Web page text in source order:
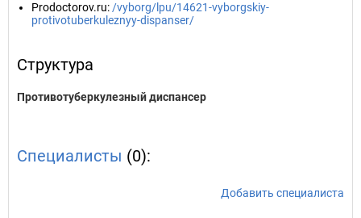
Prodoctorov.ru: /vyborg/lpu/14621-vyborgskiy-
protivotuberkuleznyy-dispanser/
Структура
Противотуберкулезный диспансер
Специалисты (0):
Добавить специалиста